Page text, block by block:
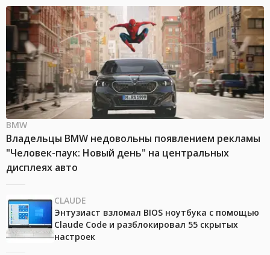
BMW
Владельцы BMW недовольны появлением рекламы
"Человек-паук: Новый день" на центральных
дисплеях авто
CLAUDE
Энтузиаст взломал BIOS ноутбука с помощью
Claude Code и разблокировал 55 скрытых
настроек